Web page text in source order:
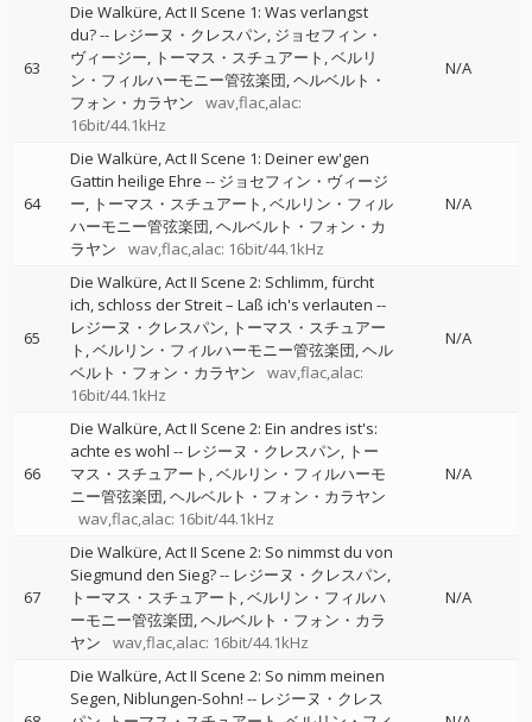
63
Die Walküre, Act II Scene 1: Was verlangst
du?-- レジーヌ・クレスパン ジョセフィン・
ヴィージー
トーマス・スチュアート ベルリ
ン・フィルハーモニー管弦楽団 ヘルベルト・
フォン・カラヤン
wav,flac,alac:
16bit/44.1kHz
N/A
64
Die Walküre, Act II Scene 1: Deiner ew'gen
Gattin heilige Ehre -- ジョセフィン・ヴィージ
ー
トーマス・スチュアート ベルリン・フィル
ハーモニー管弦楽団 ヘルベルト・フォン・カ
ラヤン
wav,flac,alac: 16bit/44.1kHz
N/A
65
Die Walküre, Act II Scene 2: Schlimm, fürcht
ich, schloss der Streit – Laß ich's verlauten --
レジーヌ・クレスパン
トーマス・スチュアー
ト ベルリン・フィルハーモニー管弦楽団 ヘル
ベルト・フォン・カラヤン
wav,flac,alac:
16bit/44.1kHz
N/A
66
Die Walküre, Act II Scene 2: Ein andres ist's:
achte es wohl -- レジーヌ・クレスパン
トー
マス・スチュアート ベルリン・フィルハーモ
ニー管弦楽団 ヘルベルト・フォン・カラヤン
wav,flac,alac: 16bit/44.1kHz
N/A
67
Die Walküre, Act II Scene 2: So nimmst du von
Siegmund den Sieg?-- レジーヌ・クレスパン
トーマス・スチュアート ベルリン・フィルハ
ーモニー管弦楽団 ヘルベルト・フォン・カラ
ヤン
wav,flac,alac: 16bit/44.1kHz
N/A
Die Walküre, Act II Scene 2: So nimm meinen
Segen, Niblungen-Sohn! -- レジーヌ・クレス